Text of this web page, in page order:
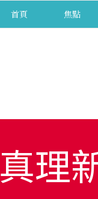
首頁 焦點
真理